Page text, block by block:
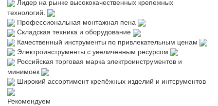
Лидер на рынке высококачественных крепежных
технологий.
Профессиональная монтажная пена
Складская техника и оборудование
Качественный инструменты по привлекательным ценам
Электроинструменты с увеличенным ресурсом
Российская торговая марка электроинструментов и
минимоек
Широкий ассортимент крепёжных изделий и интсрументов
Рекомендуем